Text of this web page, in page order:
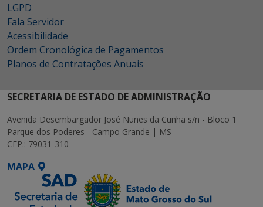
LGPD
Fala Servidor
Acessibilidade
Ordem Cronológica de Pagamentos
Planos de Contratações Anuais
SECRETARIA DE ESTADO DE ADMINISTRAÇÃO
Avenida Desembargador José Nunes da Cunha s/n - Bloco 1
Parque dos Poderes - Campo Grande | MS
CEP.: 79031-310
MAPA